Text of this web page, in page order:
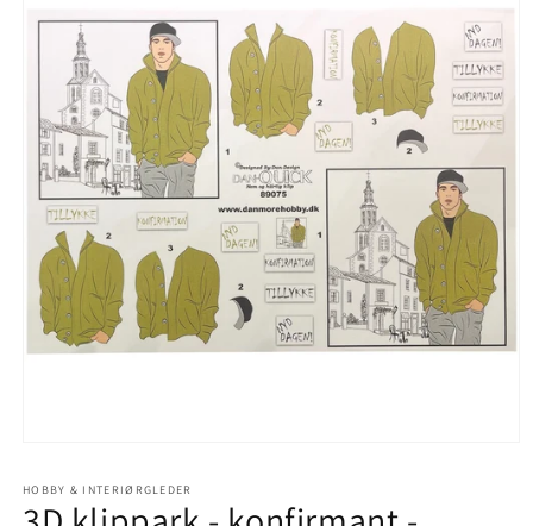
1
modal
HOBBY & INTERIØRGLEDER